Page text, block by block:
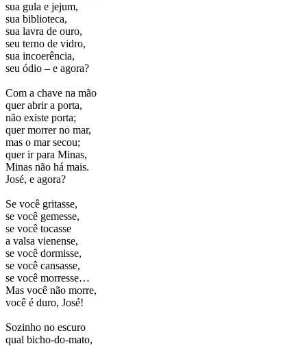
sua gula e jejum,
sua biblioteca,
sua lavra de ouro,
seu terno de vidro,
sua incoerência,
seu ódio – e agora?
Com a chave na mão
quer abrir a porta,
não existe porta;
quer morrer no mar,
mas o mar secou;
quer ir para Minas,
Minas não há mais.
José, e agora?
Se você gritasse,
se você gemesse,
se você tocasse
a valsa vienense,
se você dormisse,
se você cansasse,
se você morresse…
Mas você não morre,
você é duro, José!
Sozinho no escuro
qual bicho-do-mato,